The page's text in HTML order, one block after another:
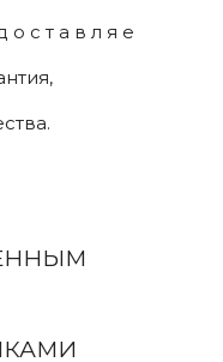
о с т а в л я е